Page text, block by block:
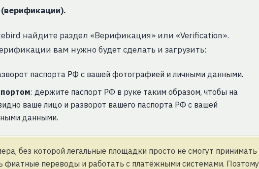
найдите раздел «Верификация» или «Verification».
вам нужно будет сделать и загрузить:
паспорта РФ с вашей фотографией и личными данными.
: держите паспорт РФ в руке таким образом, чтобы на
ваше лицо и разворот вашего паспорта РФ с вашей
данными.
без которой легальные площадки просто не смогут принимать
фиатные переводы и работать с платёжными системами. Поэтому